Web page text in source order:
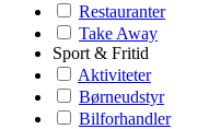
Restauranter
Take Away
Sport & Fritid
Aktiviteter
Børneudstyr
Bilforhandler